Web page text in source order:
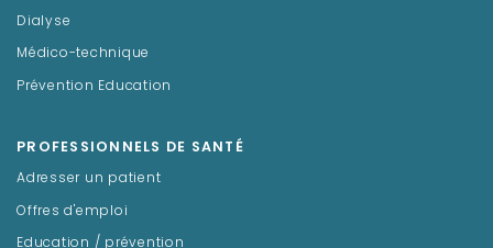
Dialyse
Médico-technique
Prévention Education
PROFESSIONNELS DE SANTÉ
Adresser un patient
Offres d'emploi
Education / prévention